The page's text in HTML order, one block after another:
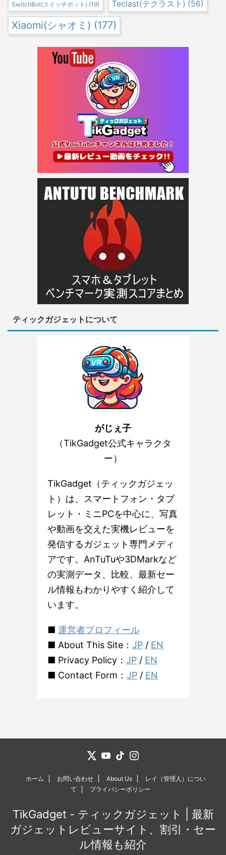
SwitchBot(スイッチボット) (19) Teclast(テクラスト) (56)
Xiaomi(シャオミ) (177)
ティックガジェットについて
がじぇ子
（TikGadget公式キャラクタ
ー）
TikGadget（ティックガジェッ
ト）は、スマートフォン・タブ
レット・ミニPCを中心に、写真
や動画を交えた実機レビューを
発信するガジェット専門メディ
アです。AnTuTuや3DMarkなど
の実測データ、比較、最新セー
ル情報もわかりやすく紹介して
います。
■ 運営者プロフィール
■ About This Site： JP / EN
■ Privacy Policy： JP / EN
■ Contact Form： JP / EN
ホーム お問い合わせ About Us
レイ（管理人）につい
て
プライバシーポリシー
TikGadget - ティックガジェット | 最新
ガジェットレビューサイト、割引・セー
ル情報も紹介